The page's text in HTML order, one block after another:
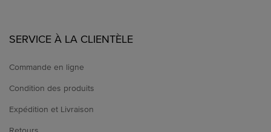
SERVICE À LA CLIENTÈLE
Commande en ligne
Condition des produits
Expédition et Livraison